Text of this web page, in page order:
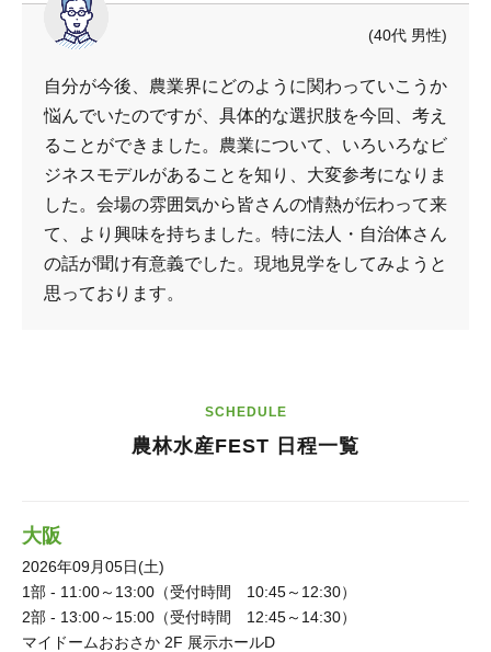
(40代 男性)
自分が今後、農業界にどのように関わっていこうか
悩んでいたのですが、具体的な選択肢を今回、考え
ることができました。農業について、いろいろなビ
ジネスモデルがあることを知り、大変参考になりま
した。会場の雰囲気から皆さんの情熱が伝わって来
て、より興味を持ちました。特に法人・自治体さん
の話が聞け有意義でした。現地見学をしてみようと
思っております。
SCHEDULE
農林水産FEST 日程一覧
大阪
2026年09月05日(土)
1部 - 11:00～13:00（受付時間 10:45～12:30）
2部 - 13:00～15:00（受付時間 12:45～14:30）
マイドームおおさか 2F 展示ホールD